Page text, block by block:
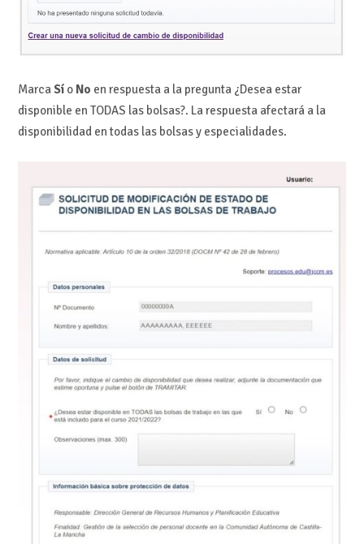
MarcaSío No en respuesta a la pregunta ¿Desea estar
disponible en TODAS las bolsas?. La respuesta afectará a la
disponibilidad en todas las bolsas y especialidades.